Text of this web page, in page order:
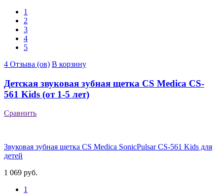
1
2
3
4
5
4 Отзыва (ов) В корзину
Детская звуковая зубная щетка CS Medica CS-
561 Kids (от 1-5 лет)
Сравнить
Звуковая зубная щетка CS Medica SonicPulsar CS-561 Kids для
детей
1 069 руб.
1